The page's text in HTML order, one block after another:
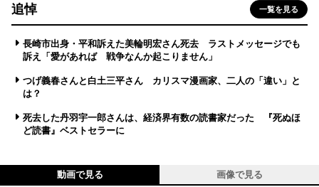
追悼 一覧を見る
長崎市出身・平和訴えた美輪明宏さん死去 ラストメッセージでも
訴え「愛があれば 戦争なんか起こりません」
つげ義春さんと白土三平さん カリスマ漫画家、二人の「違い」と
は？
死去した丹羽宇一郎さんは、経済界有数の読書家だった 『死ぬほ
ど読書』ベストセラーに
動画で見る 画像で見る